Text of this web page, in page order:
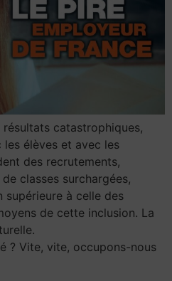
catastrophiques,
les élèves et avec les
des recrutements,
classes surchargées,
supérieure à celle des
de cette inclusion. La
? Vite, vite, occupons-nous